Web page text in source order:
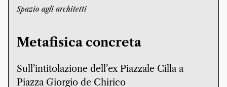
Spazio agli architetti
Metafisica concreta
Sull’intitolazione dell’ex Piazzale Cilla a
Piazza Giorgio de Chirico